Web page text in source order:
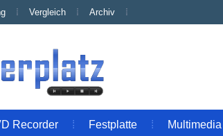
Vergleich Archiv
Recorder Festplatte Multimedia